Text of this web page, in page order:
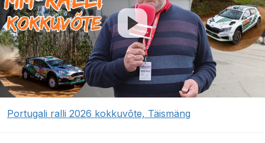
Portugali ralli 2026 kokkuvõte, Täismäng